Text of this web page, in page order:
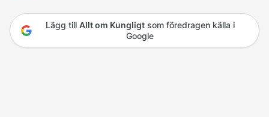
Lägg till Allt om Kungligtsom föredragen källa i
Google